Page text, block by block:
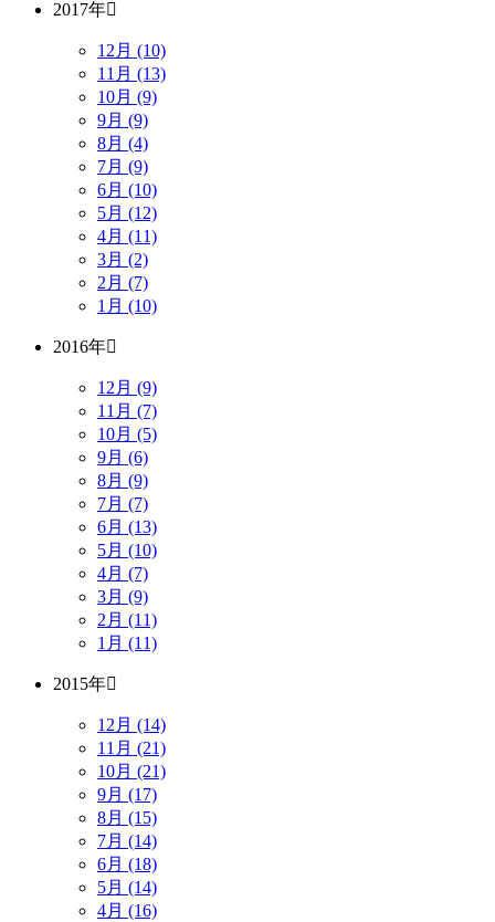
2017年
12月 (10)
11月 (13)
10月 (9)
9月 (9)
8月 (4)
7月 (9)
6月 (10)
5月 (12)
4月 (11)
3月 (2)
2月 (7)
1月 (10)
2016年
12月 (9)
11月 (7)
10月 (5)
9月 (6)
8月 (9)
7月 (7)
6月 (13)
5月 (10)
4月 (7)
3月 (9)
2月 (11)
1月 (11)
2015年
12月 (14)
11月 (21)
10月 (21)
9月 (17)
8月 (15)
7月 (14)
6月 (18)
5月 (14)
4月 (16)